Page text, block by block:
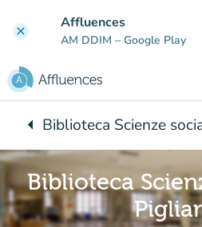
clear Affluences
AM DDIM – Google Play
arrow_leftYn ôl i:
Biblioteca Scienze
Biblioteca